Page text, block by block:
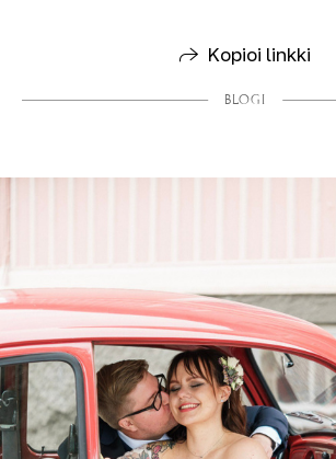
Kopioi linkki
BLOGI